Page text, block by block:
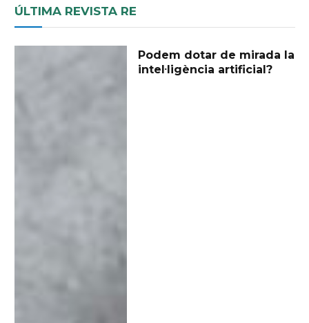
ÚLTIMA REVISTA RE
Podem dotar de mirada la
intel·ligència artificial?